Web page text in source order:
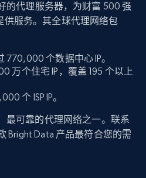
的代理服务器，为财富 500 强
服务。其全球代理网络包
770,000 个数据中心 IP。
万个住宅 IP，覆盖 195 个以上
个 ISP IP。
最可靠的代理网络之一。联系
Bright Data 产品最符合您的需